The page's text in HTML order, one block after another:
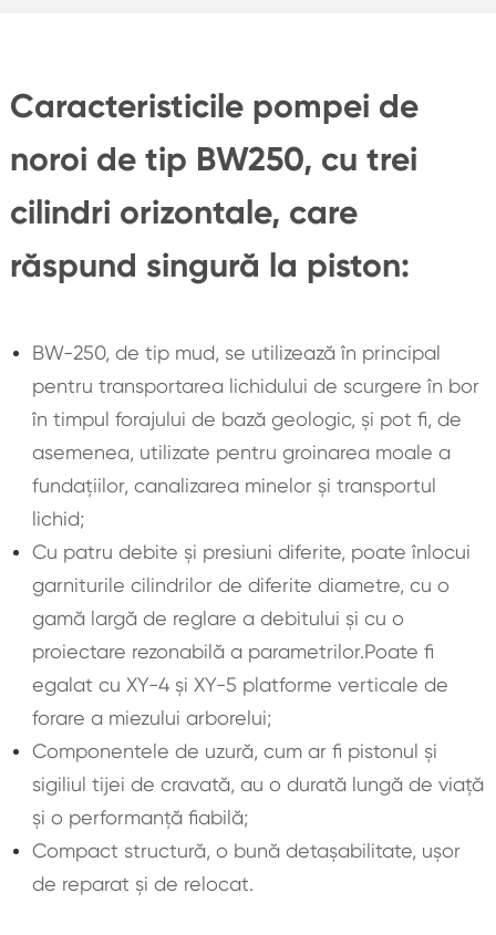
Caracteristicile pompei de
noroi de tip BW250, cu trei
cilindri orizontale, care
răspund singură la piston:
BW-250, de tip mud, se utilizează în principal
pentru transportarea lichidului de scurgere în bor
în timpul forajului de bază geologic, și pot fi, de
asemenea, utilizate pentru groinarea moale a
fundațiilor, canalizarea minelor și transportul
lichid;
Cu patru debite și presiuni diferite, poate înlocui
garniturile cilindrilor de diferite diametre, cu o
gamă largă de reglare a debitului și cu o
proiectare rezonabilă a parametrilor.Poate fi
egalat cu XY-4 și XY-5 platforme verticale de
forare a miezului arborelui;
Componentele de uzură, cum ar fi pistonul și
sigiliul tijei de cravată, au o durată lungă de viață
și o performanță fiabilă;
Compact structură, o bună detașabilitate, ușor
de reparat și de relocat.